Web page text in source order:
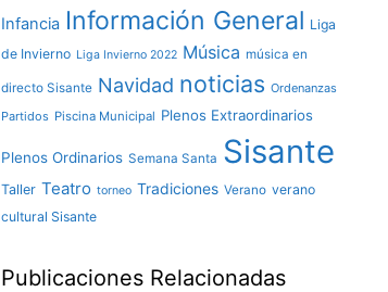
Infancia Información General Liga
de Invierno Liga Invierno 2022 Música música en
directo Sisante Navidad noticias Ordenanzas
Partidos Piscina Municipal Plenos Extraordinarios
Plenos Ordinarios Semana Santa Sisante
Taller Teatro torneo Tradiciones Verano verano
cultural Sisante
Publicaciones Relacionadas